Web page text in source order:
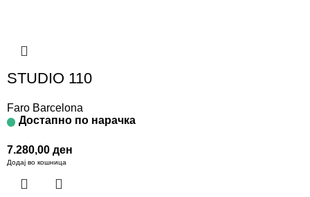
STUDIO 110
Faro Barcelona
Достапно по нарачка
7.280,00 ден
Додај во кошница